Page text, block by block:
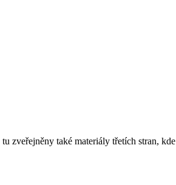
zveřejněny také materiály třetích stran,